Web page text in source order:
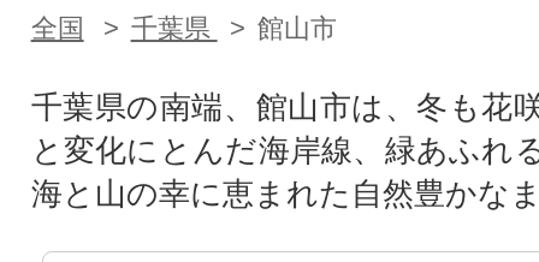
全国 千葉県 館山市
千葉県の南端、館山市は、冬も花
と変化にとんだ海岸線、緑あふれ
海と山の幸に恵まれた自然豊かな